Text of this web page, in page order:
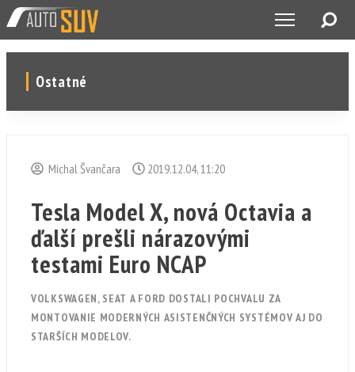
Ostatné
Michal Švančara 2019.12.04, 11:20
Tesla Model X, nová Octavia a
ďalší prešli nárazovými
testami Euro NCAP
VOLKSWAGEN, SEAT A FORD DOSTALI POCHVALU ZA
MONTOVANIE MODERNÝCH ASISTENČNÝCH SYSTÉMOV AJ DO
STARŠÍCH MODELOV.